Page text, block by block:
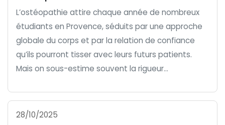
L’ostéopathie attire chaque année de nombreux
étudiants en Provence, séduits par une approche
globale du corps et par la relation de confiance
qu’ils pourront tisser avec leurs futurs patients.
Mais on sous-estime souvent la rigueur...
28/10/2025